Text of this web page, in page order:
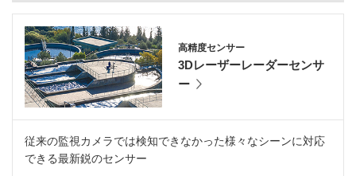
高精度センサー
3Dレーザーレーダーセンサ
ー
従来の監視カメラでは検知できなかった様々なシーンに対応
できる最新鋭のセンサー